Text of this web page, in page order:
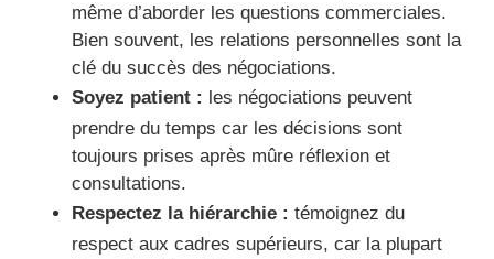
même d’aborder les questions commerciales.
Bien souvent, les relations personnelles sont la
clé du succès des négociations.
Soyez patient : les négociations peuvent
prendre du temps car les décisions sont
toujours prises après mûre réflexion et
consultations.
Respectez la hiérarchie : témoignez du
respect aux cadres supérieurs, car la plupart